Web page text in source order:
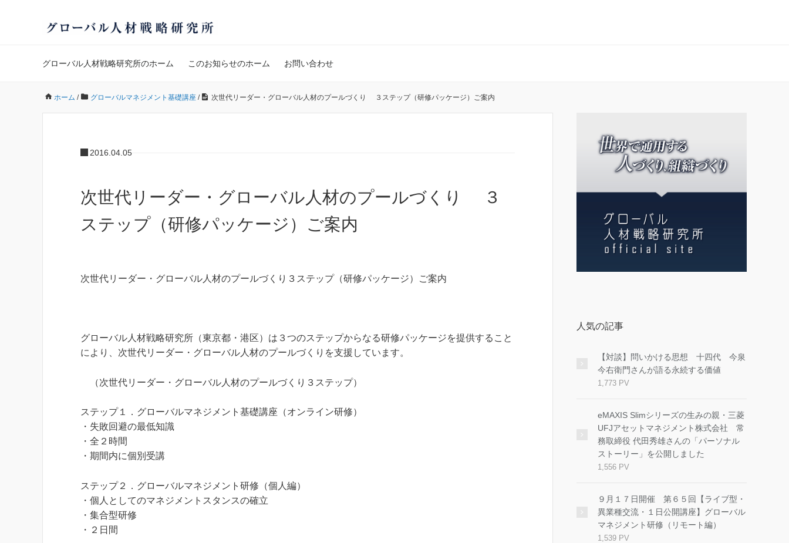
グローバル人材戦略研究所のホーム このお知らせのホーム お問い合わせ
ホーム / グローバルマネジメント基礎講座 / 次世代リーダー ・グローバル人材のプールづくり ３ステップ（研修パッケージ）ご案内
2016.04.05
次世代リーダー ・グローバル人材のプールづくり ３
ステップ（研修パッケージ）ご案内
次世代リーダー ・グローバル人材のプールづくり ３ステップ（研修パッケージ）ご案内
グローバル人材戦略研究所（東京都・港区）は３つのステップからなる研修パッケージを提供すること
により、次世代リーダー ・グローバル人材のプールづくりを支援しています。
（次世代リーダー ・グローバル人材のプールづくり ３ステップ）
ステップ１．グローバルマネジメント基礎講座（オンライン研修）
・失敗回避の最低知識
・全２時間
・期間内に個別受講
ステップ２．グローバルマネジメント研修（個人編）
・個人としてのマネジメントスタンスの確立
・集合型研修
・２日間
人気の記事
【対談】問いかける思想 十四代 今泉
今右衛門さんが語る永続する価値
1,773 PV
eMAXIS Slimシリーズの生みの親・三菱
UFJアセットマネジメント株式会社 常
務取締役 代田秀雄さんの「パーソナル
ストーリー」を公開しました
1,556 PV
９月１７日開催 第６５回【ライブ型・
異業種交流・１日公開講座】グローバル
マネジメント研修（リモート編）
1,539 PV